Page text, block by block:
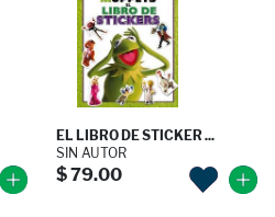
EL LIBRO DE STICKER ...
SIN AUTOR
$ 79.00